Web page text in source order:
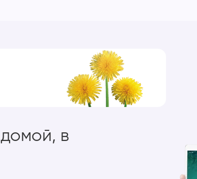
в